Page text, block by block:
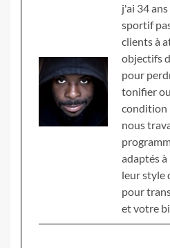
j'ai 34
sportif
clients à
objectifs
pour
tonifier
condition
nous
adaptés à
leur style
pour
et votre